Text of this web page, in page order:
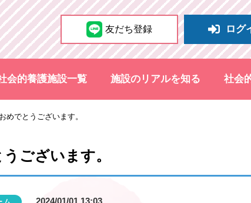
友だち登録 ログ
会的養護施設一覧 施設のリアルを知る 社会
めでとうございます。
ございます。
2024/01/01 13:03